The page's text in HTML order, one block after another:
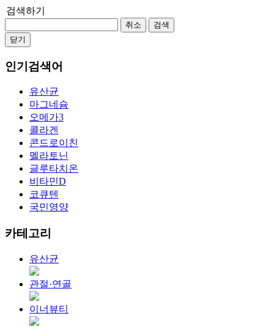
검색하기
취소
검색
닫기
인기검색어
유산균
마그네슘
오메가3
콜라겐
콘드로이친
멜라토닌
글루타치온
비타민D
코큐텐
국민영양
카테고리
유산균
관절·연골
이너뷰티